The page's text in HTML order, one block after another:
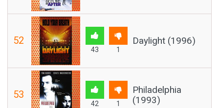
52
43 1
Daylight (1996)
53
42 1
Philadelphia
(1993)